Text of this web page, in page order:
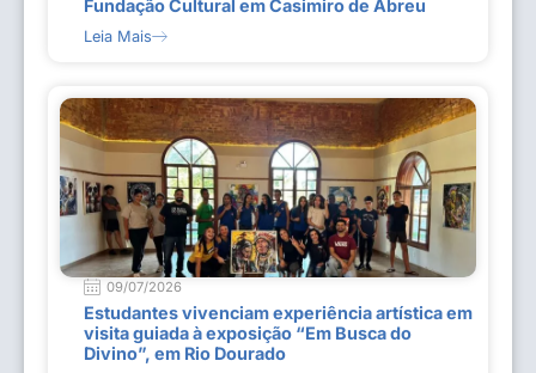
Fundação Cultural em Casimiro de Abreu
Leia Mais
09/07/2026
Estudantes vivenciam experiência artística em
visita guiada à exposição “Em Busca do
Divino”, em Rio Dourado